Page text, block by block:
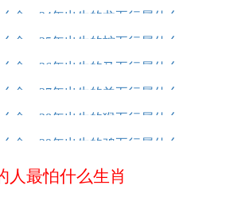
命，24年出生的龙五行属什么
命，25年出生的蛇五行属什么
命，26年出生的马五行属什么
命，27年出生的羊五行属什么
命，28年出生的猴五行属什么
命，29年出生的鸡五行属什么
人最怕什么生肖